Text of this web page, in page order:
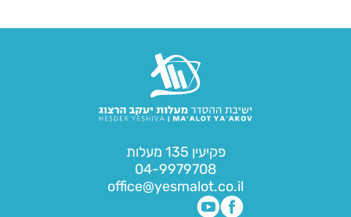
פקיעין 135 מעלות
04-9979708
office@yesmalot.co.il